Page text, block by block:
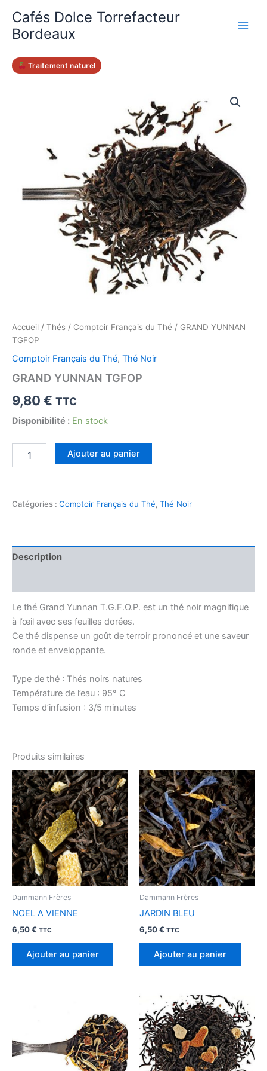
contenu
Cafés Dolce Torrefacteur
Bordeaux
Traitement naturel
Accueil / Thés / Comptoir Français du Thé / GRAND YUNNAN
TGFOP
Comptoir Français du Thé, Thé Noir
GRAND YUNNAN TGFOP
9,80 € TTC
Disponibilité : En stock
TGFOP
Ajouter au panier
Catégories : Comptoir Français du Thé, Thé Noir
Description
Le thé Grand Yunnan T.G.F.O.P. est un thé noir magnifique
à l’œil avec ses feuilles dorées.
Ce thé dispense un goût de terroir prononcé et une saveur
ronde et enveloppante.
Type de thé : Thés noirs natures
Température de l’eau : 95° C
Temps d’infusion : 3/5 minutes
Produits similaires
Dammann Frères
NOEL A VIENNE
6,50€ TTC
Ajouter au panier
Dammann Frères
JARDIN BLEU
6,50€ TTC
Ajouter au panier